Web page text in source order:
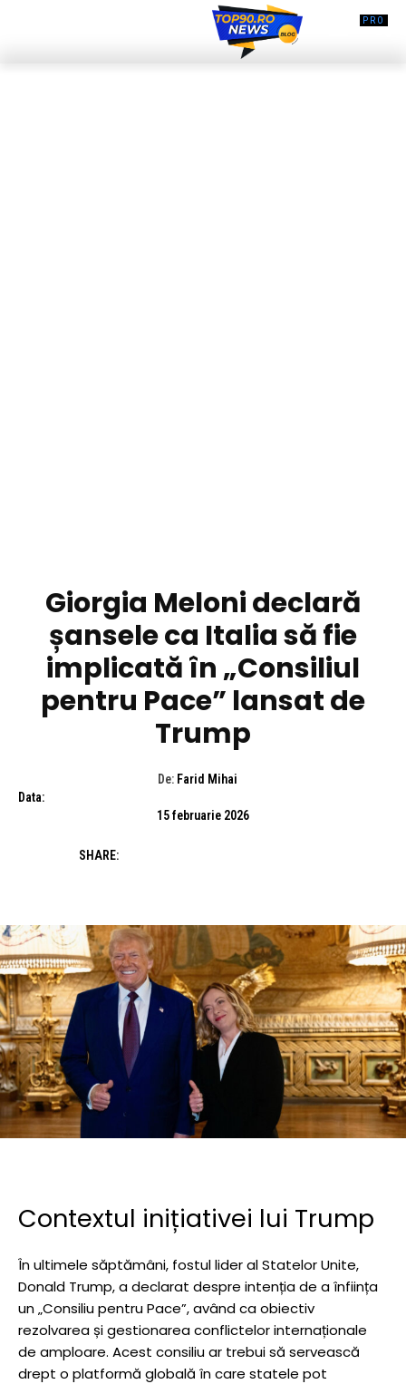
Giorgia Meloni declară
șansele ca Italia să fie
implicată în „Consiliul
pentru Pace” lansat de
Trump
De: Farid Mihai
Data:
15 februarie 2026
SHARE:
Contextul inițiativei lui Trump
În ultimele săptămâni, fostul lider al Statelor Unite,
Donald Trump, a declarat despre intenția de a înființa
un „Consiliu pentru Pace”, având ca obiectiv
rezolvarea și gestionarea conflictelor internaționale
de amploare. Acest consiliu ar trebui să servească
drept o platformă globală în care statele pot